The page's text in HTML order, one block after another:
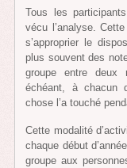
Tous les
vécu l’analyse.
s’approprier le
plus souvent des
groupe entre deux
échéant, à chacun
chose l’a touché
Cette modalité
chaque début
groupe aux